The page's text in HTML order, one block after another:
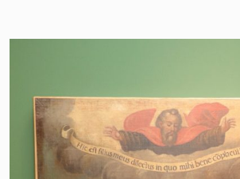
BASÍLICA
MUSEO
LA ALTAGRACIA